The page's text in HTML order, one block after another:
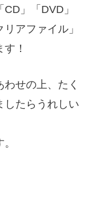
」「DVD」
アファイル」
！
せの上、たく
したらうれしい